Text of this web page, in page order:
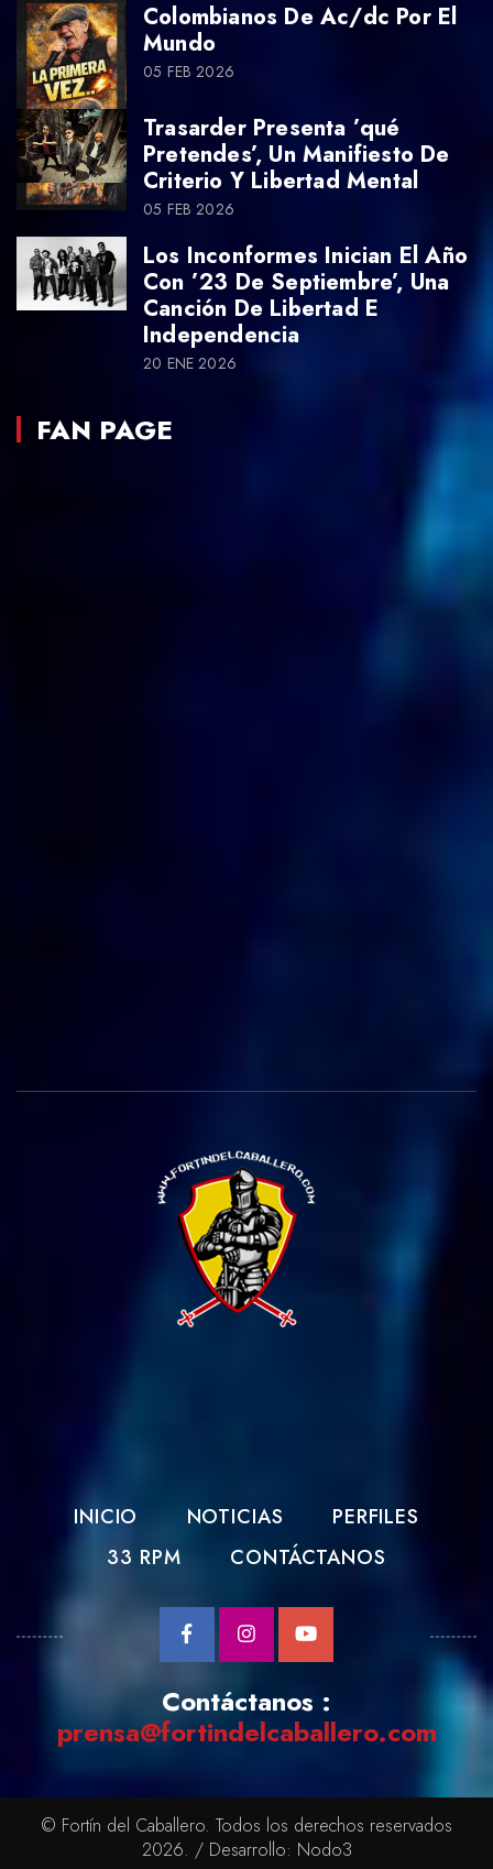
Colombianos De Ac/dc Por El
Mundo
05 FEB 2026
Trasarder Presenta ’qué
Pretendes’, Un Manifiesto De
Criterio Y Libertad Mental
05 FEB 2026
Los Inconformes Inician El Año
Con ’23 De Septiembre’, Una
Canción De Libertad E
Independencia
20 ENE 2026
FAN PAGE
INICIO NOTICIAS
PERFILES
33 RPM
CONTÁCTANOS
Contáctanos :
prensa@fortindelcaballero.com
© Fortín del Caballero. Todos los derechos reservados
2026. / Desarrollo: Nodo3